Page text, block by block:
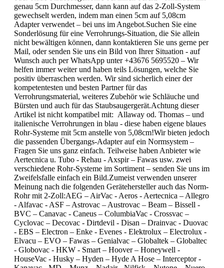
genau 5cm Durchmesser, dann kann auf das 2-Zoll-System
gewechselt werden, indem man einen 5cm auf 5,08cm
Adapter verwendet – bei uns im Angebot.Suchen Sie eine
Sonderlösung für eine Verrohrungs-Situation, die Sie allein
nicht bewältigen können, dann kontaktieren Sie uns gerne per
Mail, oder senden Sie uns ein Bild von Ihrer Situation - auf
Wunsch auch per WhatsApp unter +43676 5695520 – Wir
helfen immer weiter und haben teils Lösungen, welche Sie
positiv überraschen werden. Wir sind sicherlich einer der
kompetentesten und besten Partner für das
Verrohrungsmaterial, weiteres Zubehör wie Schläuche und
Bürsten und auch für das Staubsaugergerät.Achtung dieser
Artikel ist nicht kompatibel mit: Allaway od. Thomas – und
italienische Verrohrungen in blau - diese haben eigene blaues
Rohr-Systeme mit 5cm anstelle von 5,08cm!Wir bieten jedoch
die passenden Übergangs-Adapter auf ein Normsystem –
Fragen Sie uns ganz einfach. Teilweise haben Anbieter wie
Aertecnica u. Tubo - Rehau - Axspir – Fawas usw. zwei
verschiedene Rohr-Systeme im Sortiment – senden Sie uns im
Zweifelsfalle einfach ein Bild.Zumeist verwenden unserer
Meinung nach die folgenden Gerätehersteller auch das Norm-
Rohr mit 2-Zoll:AEG – AirVac - Aeros - Aertecnica – Allegro
- Alfavac - ASF – Astrovac – Austrovac – Beam – Bissell -
BVC – Canavac - Caneus – ColumbiaVac - Crossvac –
Cyclovac – Decovac - Dirtdevil - Disan – Drainvac - Duovac
- EBS – Electron – Enke - Evenes - Elektrolux – Electrolux -
Elvacu – EVO – Fawas – Genialvac – Globaltek – Globaltec
- Globovac - HKW - Smart – Hoover – Honeywell -
HouseVac - Husky – Hyden – Hyde A Hose – Interceptor -